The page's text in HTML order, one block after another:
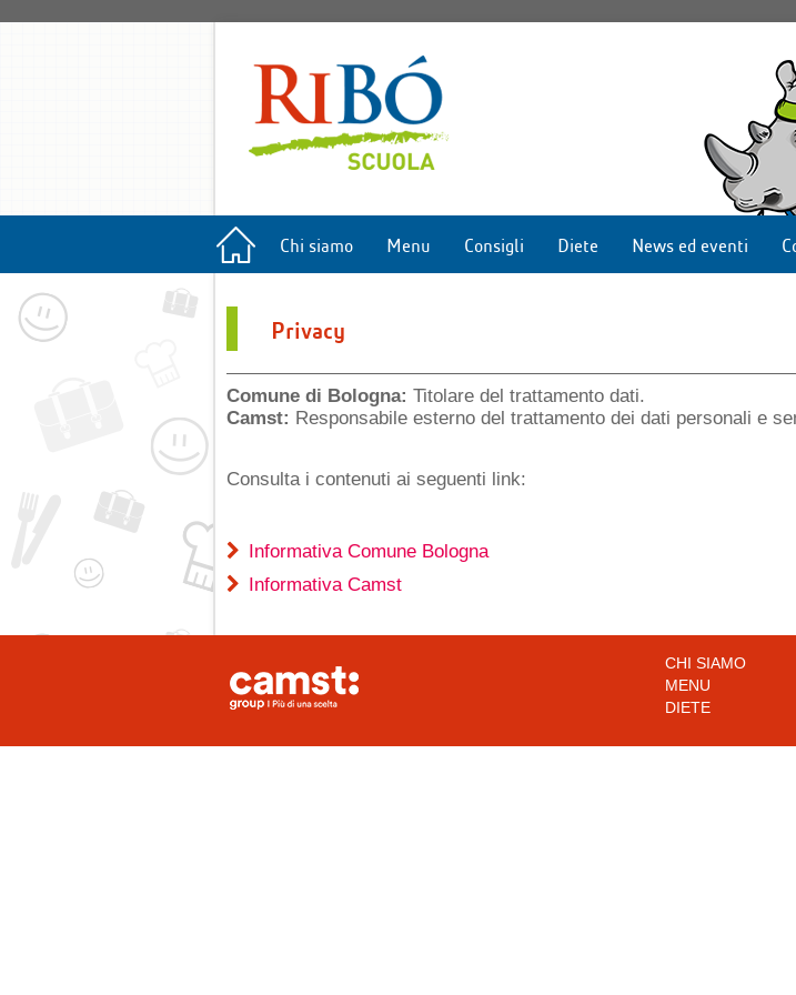
Chi siamo Menu Consigli Diete News ed eventi
Privacy
Comune di Bologna: Titolare del trattamento dati.
Camst: Responsabile esterno del trattamento dei dati personali e
Consulta i contenuti ai seguenti link:
Informativa Comune Bologna
Informativa Camst
CHI SIAMO
MENU
DIETE